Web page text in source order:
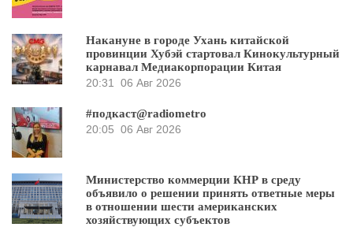
Накануне в городе Ухань китайской
провинции Хубэй стартовал Кинокультурный
карнавал Медиакорпорации Китая
20:31
06 Авг 2026
#подкаст@radiometro
20:05 06 Авг 2026
Министерство коммерции КНР в среду
объявило о решении принять ответные меры
в отношении шести американских
хозяйствующих субъектов